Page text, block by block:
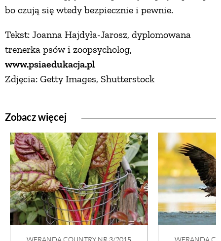
bo czują się wtedy bezpiecznie i pewnie.
Tekst: Joanna Hajdyła-Jarosz, dyplomowana
trenerka psów i zoopsycholog,
www.psiaedukacja.pl
Zdjęcia: Getty Images, Shutterstock
Zobacz więcej
WERANDA COUNTRY NR 3/2015 WERANDA